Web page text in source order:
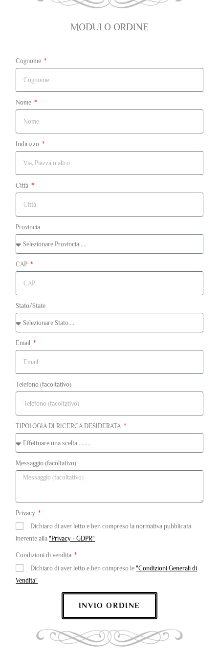
MODULO ORDINE
Cognome
Nome
Indirizzo
Città
Provincia
CAP
Stato/State
Email
Telefono (facoltativo)
TIPOLOGIA DI RICERCA DESIDERATA
Messaggio (facoltativo)
Privacy
Dichiaro di aver letto e ben compreso la normativa pubblicata
inerente alla"Privacy - GDPR"
Condizioni di vendita
Dichiaro di aver letto e ben compreso le"Condizioni Generali di
Vendita"
INVIO ORDINE